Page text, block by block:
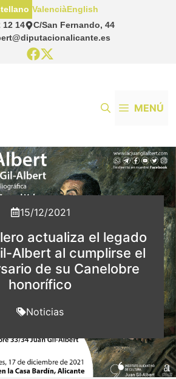
12 14
C/San Fernando, 44
ValenciàEnglish
MENÚ
15/12/2021
actualiza el legado
Albert al cumplirse el
de su Canelobre
honorífico
Noticias